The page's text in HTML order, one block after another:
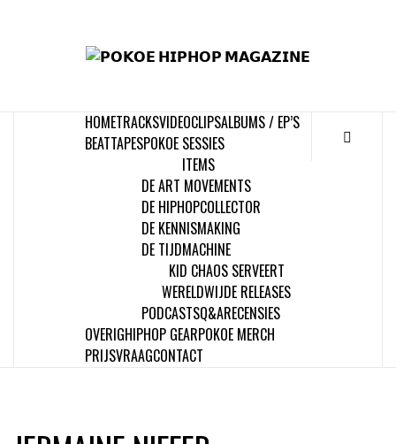
HOMETRACKSVIDEOCLIPSALBUMS / EP’S
BEATTAPESPOKOE SESSIES
ITEMS
DE ART MOVEMENTS
DE HIPHOPCOLLECTOR
DE KENNISMAKING
DE TIJDMACHINE
KID CHAOS SERVEERT
WERELDWIJDE RELEASES
PODCASTSQ&ARECENSIES
OVERIGHIPHOP GEARPOKOE MERCH
PRIJSVRAAGCONTACT